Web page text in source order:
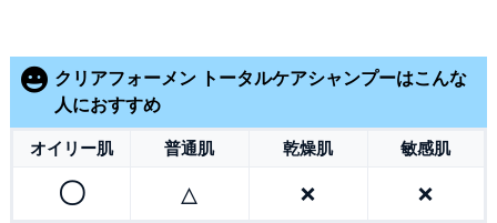
クリアフォーメン トータルケアシャンプーはこんな
人におすすめ
オイリー肌 普通肌 乾燥肌 敏感肌
〇 △ × ×